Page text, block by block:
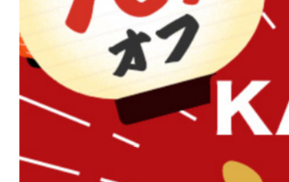
素材の良さを活かしたウッドソ
ケットのペンダントライト
インフォメーション
よくあるご質問
オフィスやモデルハウスなどイン